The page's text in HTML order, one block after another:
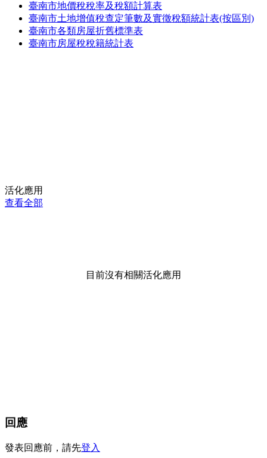
臺南市地價稅稅率及稅額計算表
臺南市土地增值稅查定筆數及實徵稅額統計表(按區別)
臺南市各類房屋折舊標準表
臺南市房屋稅稅籍統計表
活化應用
查看全部
目前沒有相關活化應用
回應
發表回應前，請先登入